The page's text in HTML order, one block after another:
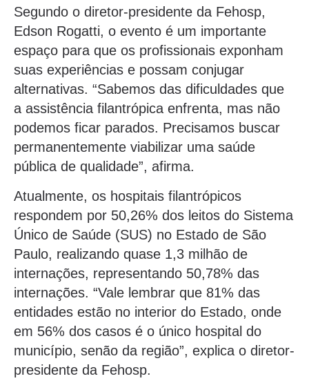
Segundo o diretor-presidente da Fehosp,
Edson Rogatti, o evento é um importante
espaço para que os profissionais exponham
suas experiências e possam conjugar
alternativas. “Sabemos das dificuldades que
a assistência filantrópica enfrenta, mas não
podemos ficar parados. Precisamos buscar
permanentemente viabilizar uma saúde
pública de qualidade”, afirma.
Atualmente, os hospitais filantrópicos
respondem por 50,26% dos leitos do Sistema
Único de Saúde (SUS) no Estado de São
Paulo, realizando quase 1,3 milhão de
internações, representando 50,78% das
internações. “Vale lembrar que 81% das
entidades estão no interior do Estado, onde
em 56% dos casos é o único hospital do
município, senão da região”, explica o diretor-
presidente da Fehosp.